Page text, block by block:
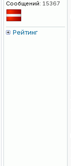
Сообщений: 15367
Рейтинг